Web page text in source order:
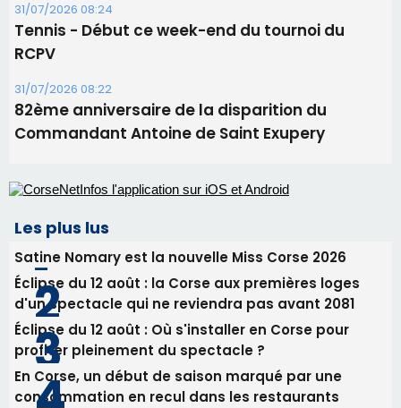
31/07/2026 08:24
Tennis - Début ce week-end du tournoi du
RCPV
31/07/2026 08:22
82ème anniversaire de la disparition du
Commandant Antoine de Saint Exupery
Les plus lus
Satine Nomary est la nouvelle Miss Corse 2026
Éclipse du 12 août : la Corse aux premières loges
d'un spectacle qui ne reviendra pas avant 2081
Éclipse du 12 août : Où s'installer en Corse pour
profiter pleinement du spectacle ?
En Corse, un début de saison marqué par une
consommation en recul dans les restaurants